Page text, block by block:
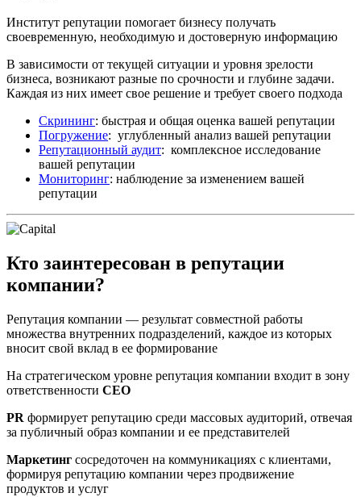
Институт репутации помогает бизнесу получать
своевременную, необходимую и достоверную информацию
В зависимости от текущей ситуации и уровня зрелости
бизнеса, возникают разные по срочности и глубине задачи.
Каждая из них имеет свое решение и требует своего подхода
Скрининг: быстрая и общая оценка вашей репутации
Погружение: углубленный анализ вашей репутации
Репутационный аудит: комплексное исследование
вашей репутации
Мониторинг: наблюдение за изменением вашей
репутации
Кто заинтересован в репутации
компании?
Репутация компании — результат совместной работы
множества внутренних подразделений, каждое из которых
вносит свой вклад в ее формирование
На стратегическом уровне репутация компании входит в зону
ответственности CEO
PR формирует репутацию среди массовых аудиторий, отвечая
за публичный образ компании и ее представителей
Маркетинг сосредоточен на коммуникациях с клиентами,
формируя репутацию компании через продвижение
продуктов и услуг